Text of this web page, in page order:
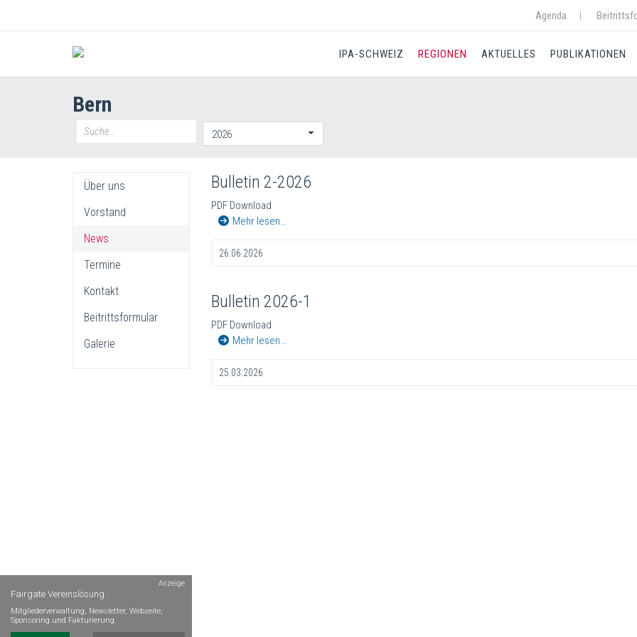
Agenda
IPA-SCHWEIZ REGIONEN AKTUELLES PUBLIKATIONEN
Bern
2026
Über uns
Vorstand
News
Termine
Kontakt
Beitrittsformular
Galerie
Bulletin 2-2026
PDF Download
Mehr lesen…
26.06.2026
Bulletin 2026-1
PDF Download
Mehr lesen…
25.03.2026
Anzeige
Fairgate Vereinslösung
Mitgliederverwaltung, Newsletter, Webseite,
Sponsoring und Fakturierung.